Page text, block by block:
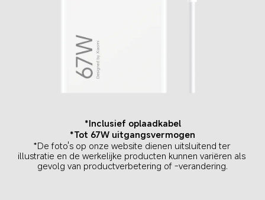
*Inclusief oplaadkabel
*Tot 67W uitgangsvermogen
*De foto's op onze website dienen uitsluitend ter
illustratie en de werkelijke producten kunnen variëren als
gevolg van productverbetering of -verandering.